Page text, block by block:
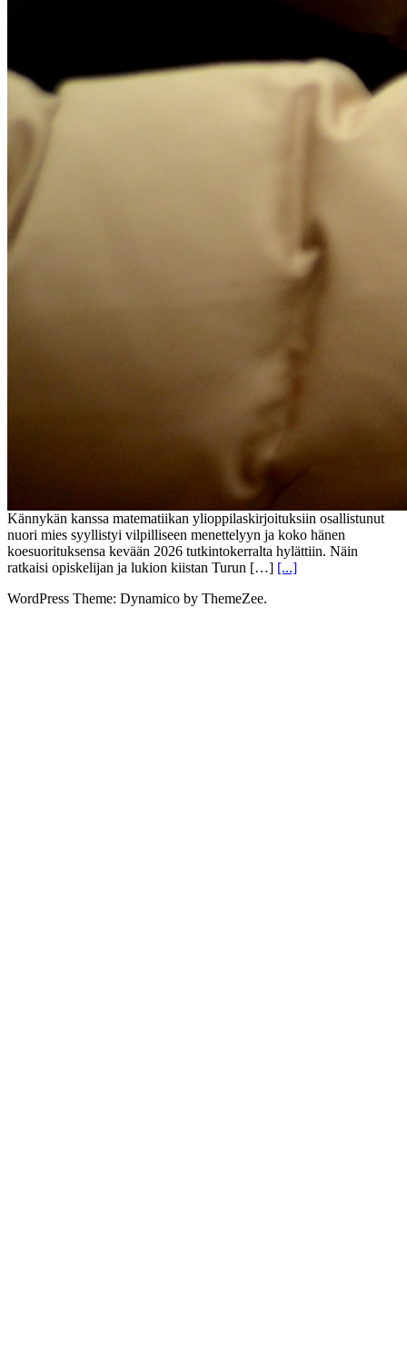
Kännykän kanssa matematiikan ylioppilaskirjoituksiin osallistunut
nuori mies syyllistyi vilpilliseen menettelyyn ja koko hänen
koesuorituksensa kevään 2026 tutkintokerralta hylättiin. Näin
ratkaisi opiskelijan ja lukion kiistan Turun […] [...]
WordPress Theme: Dynamico by ThemeZee.